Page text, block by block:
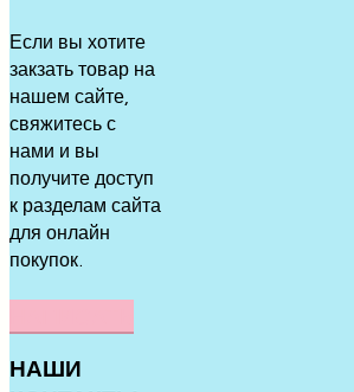
Если вы хотите
закзать товар на
нашем сайте,
свяжитесь с
нами и вы
получите доступ
к разделам сайта
для онлайн
покупок.
НАШИ